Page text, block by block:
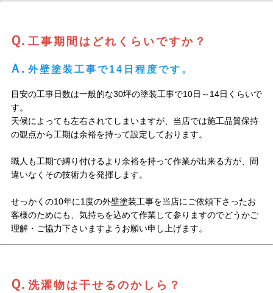
Ｑ. 工事期間はどれくらいですか？
Ａ. 外壁塗装工事で14日程度です。
目安の工事日数は一般的な30坪の塗装工事で10日～14日くらいで
す。
天候によっても左右されてしまいますが、当店では施工品質保持
の観点から工期は余裕を持って設定しております。
職人も工期で縛り付けるより余裕を持って作業が出来る方が、間
違いなくその技術力を発揮します。
せっかくの10年に1度の外壁塗装工事を当店にご依頼下さったお
客様のためにも、気持ちを込めて作業して参りますのでどうかご
理解・ご協力下さいますようお願い申し上げます。
Ｑ. 洗濯物は干せるのかしら？